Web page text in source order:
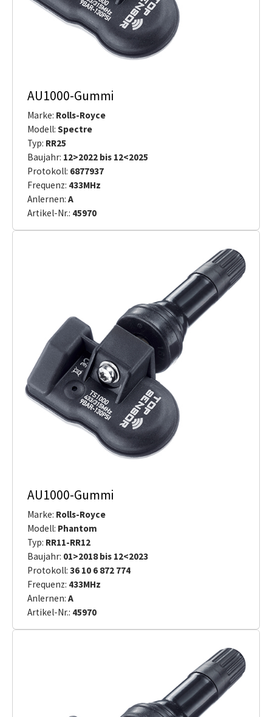
AU1000-Gummi
Marke: Rolls-Royce
Modell: Spectre
Typ: RR25
Baujahr: 12>2022 bis 12<2025
Protokoll: 6877937
Frequenz: 433MHz
Anlernen: A
Artikel-Nr.: 45970
AU1000-Gummi
Marke: Rolls-Royce
Modell: Phantom
Typ: RR11-RR12
Baujahr: 01>2018 bis 12<2023
Protokoll: 36 10 6 872 774
Frequenz: 433MHz
Anlernen: A
Artikel-Nr.: 45970